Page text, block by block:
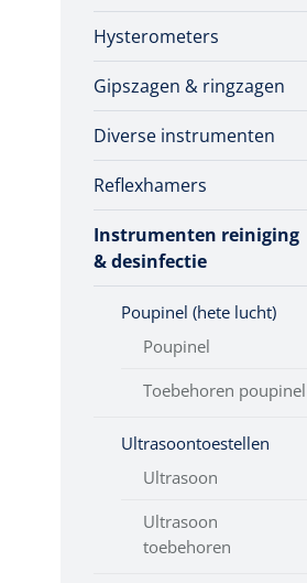
Hysterometers
Gipszagen & ringzagen
Diverse instrumenten
Allerlei
Poliepentang
Stemvorken
Wondspreiders
Oogmagneten
Reflexhamers
Instrumenten reiniging
& desinfectie
Poupinel (hete lucht)
Poupinel
Toebehoren poupinel
Ultrasoontoestellen
Ultrasoon
Ultrasoon
toebehoren